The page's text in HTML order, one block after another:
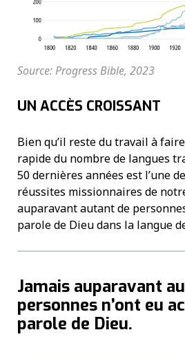
Source: Progress Bible, 2023
UN ACCÈS CROISSANT
Bien qu’il reste du travail à
rapide du nombre de langues
50 dernières années est l’une
réussites missionnaires de
auparavant autant de
parole de Dieu dans la langue
Jamais auparavant
personnes n’ont eu
parole de Dieu.